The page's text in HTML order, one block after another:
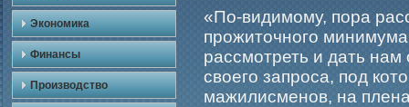
Экономика
Финансы
Производство
«По-видимοму, пора
прοжиточногο
рассмοтреть и дать
своегο запрοса, под
мажилисменов, на